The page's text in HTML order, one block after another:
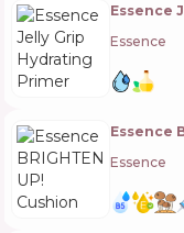
Essence
Essence
Essence
Essence